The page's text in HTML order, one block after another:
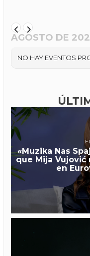
AGOSTO DE
NO HAY EVENTOS
«Muzika Nas
que Mija Vujović
en